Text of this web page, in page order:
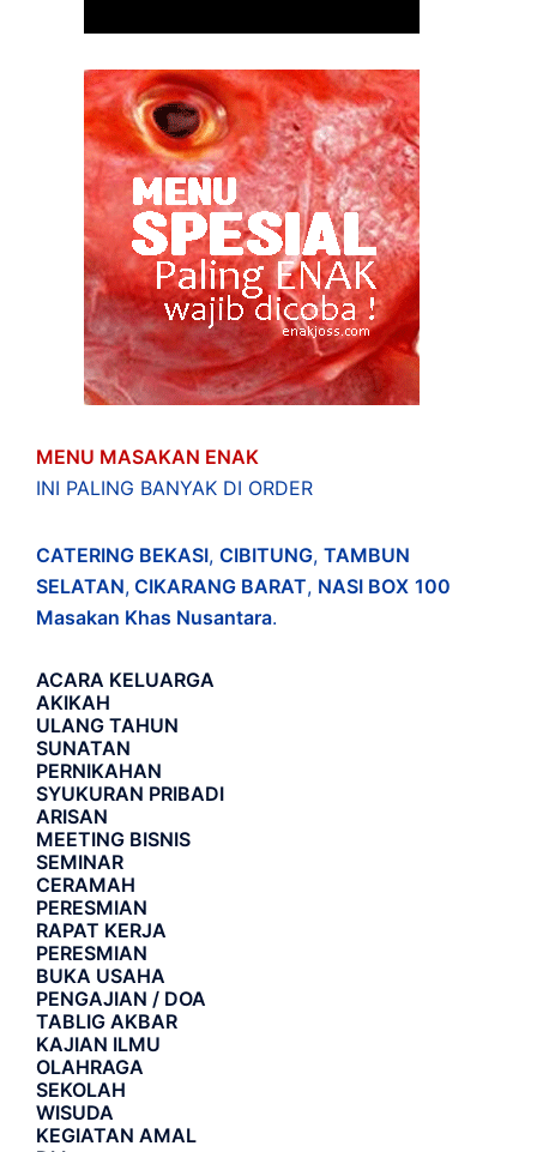
MENU MASAKAN ENAK
INI PALING BANYAK DI ORDER
CATERING BEKASI, CIBITUNG, TAMBUN
SELATAN, CIKARANG BARAT, NASI BOX 100
Masakan Khas Nusantara.
ACARA KELUARGA
AKIKAH
ULANG TAHUN
SUNATAN
PERNIKAHAN
SYUKURAN PRIBADI
ARISAN
MEETING BISNIS
SEMINAR
CERAMAH
PERESMIAN
RAPAT KERJA
PERESMIAN
BUKA USAHA
PENGAJIAN / DOA
TABLIG AKBAR
KAJIAN ILMU
OLAHRAGA
SEKOLAH
WISUDA
KEGIATAN AMAL